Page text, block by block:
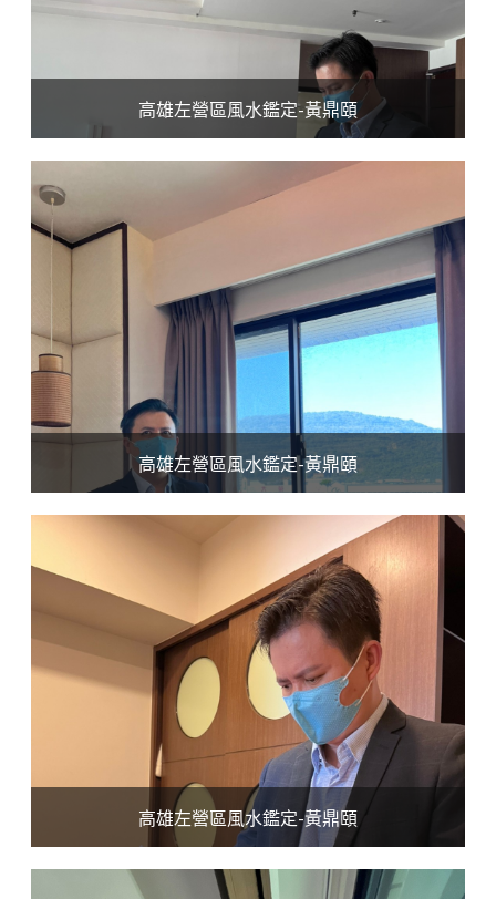
高雄左營區風水鑑定-黃鼎頤
高雄左營區風水鑑定-黃鼎頤
高雄左營區風水鑑定-黃鼎頤